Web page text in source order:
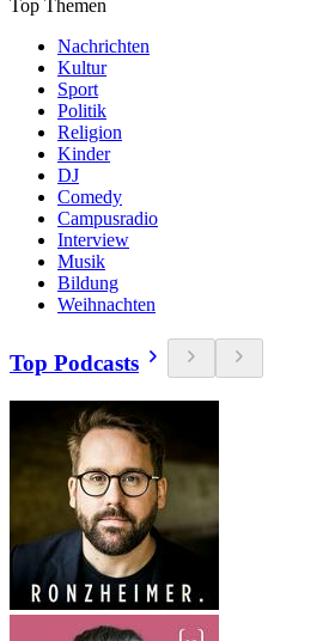
Top Themen
Nachrichten
Kultur
Sport
Politik
Religion
Kinder
DJ
Comedy
Campusradio
Interview
Musik
Bildung
Weihnachten
Top Podcasts